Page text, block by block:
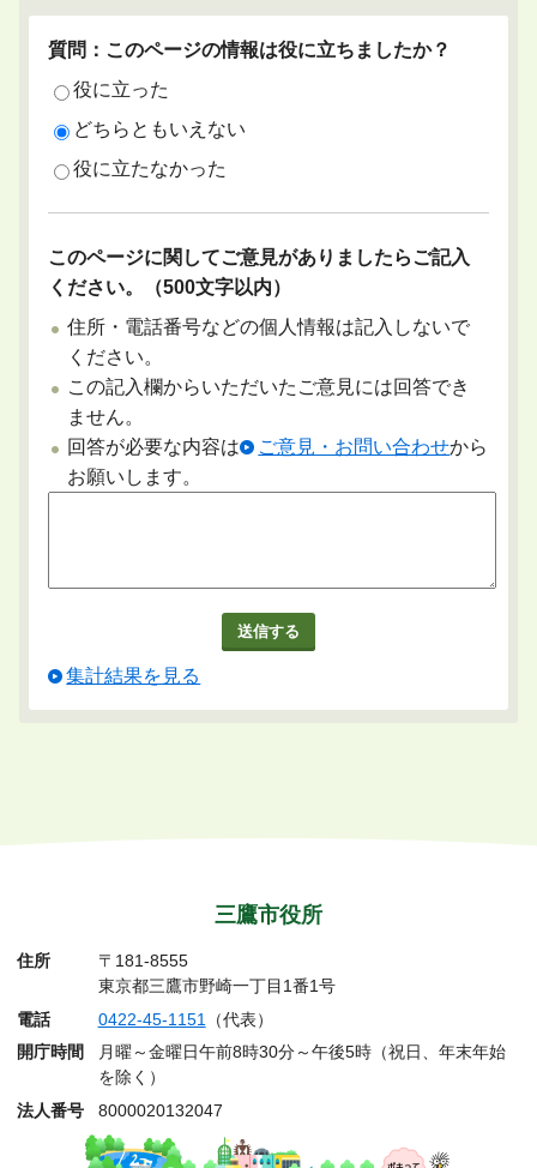
質問：このページの情報は役に立ちましたか？
役に立った
どちらともいえない
役に立たなかった
このページに関してご意見がありましたらご記入
ください。（500文字以内）
住所・電話番号などの個人情報は記入しないで
ください。
この記入欄からいただいたご意見には回答でき
ません。
回答が必要な内容は
ご意見・お問い合わせから
お願いします。
集計結果を見る
三鷹市役所
住所
〒181-8555
東京都三鷹市野崎一丁目1番1号
電話
0422-45-1151
（代表）
開庁時間
月曜～金曜日午前8時30分～午後5時（祝日、年末年始
を除く）
法人番号
8000020132047